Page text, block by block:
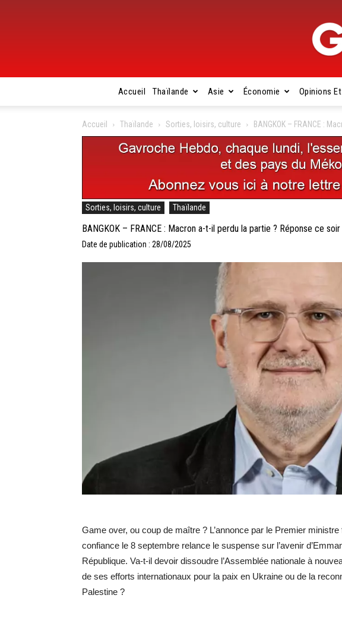
Accueil Thaïlande Asie Économie Opinions
Accueil Thaïlande Sorties, loisirs, culture BANGKOK – FRANCE :
Sorties, loisirs, culture Thaïlande
BANGKOK – FRANCE : Macron a-t-il perdu la partie ? Réponse ce
Date de publication : 28/08/2025
Game over, ou coup de maître ? L’annonce par le Premier
confiance le 8 septembre relance le suspense sur l’avenir
République. Va-t-il devoir dissoudre l’Assemblée nationale à
de ses efforts internationaux pour la paix en Ukraine ou de la
Palestine ?